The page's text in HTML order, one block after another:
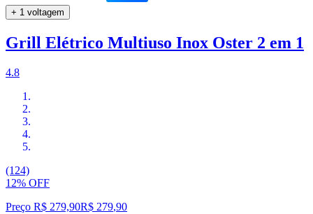
+ 1 voltagem
Grill Elétrico Multiuso Inox Oster 2 em 1
4.8
(124)
12% OFF
Preço R$ 279,90R$ 279,90